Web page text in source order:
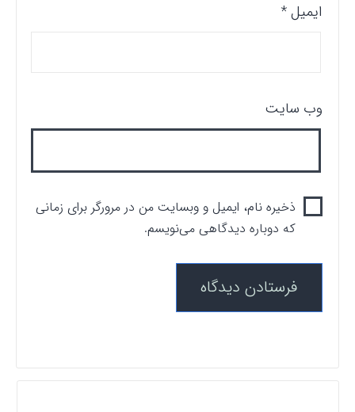
ایمیل*
وب‌ سایت
ذخیره نام، ایمیل و وبسایت من در مرورگر برای زمانی
که دوباره دیدگاهی می‌نویسم.